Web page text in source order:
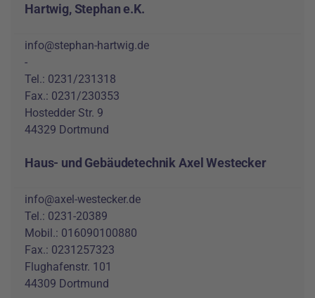
Hartwig, Stephan e.K.
info@stephan-hartwig.de
-
Tel.: 0231/231318
Fax.: 0231/230353
Hostedder Str. 9
44329 Dortmund
Haus- und Gebäudetechnik Axel Westecker
info@axel-westecker.de
Tel.: 0231-20389
Mobil.: 016090100880
Fax.: 0231257323
Flughafenstr. 101
44309 Dortmund